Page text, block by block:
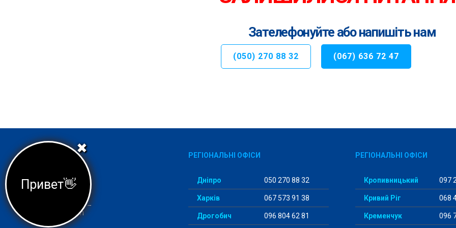
Зателефонуйте або напишіть нам
(050) 270 88 32 (067) 636 72 47
Агеція StudentWay –
комфортний вступ
РЕГІОНАЛЬНІ ОФІСИ
Дніпро 050 270 88 32
Харків 067 573 91 38
Дрогобич 096 804 62 81
РЕГІОНАЛЬНІ ОФІСИ
Кропивницький 097
Кривий Ріг 068
Кременчук 096
✖
Привет👋